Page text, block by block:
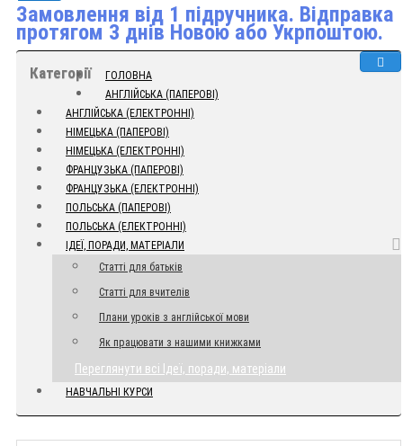
Замовлення від 1 підручника. Відправка
протягом 3 днів Новою або Укрпоштою.
Категорії
ГОЛОВНА
АНГЛІЙСЬКА (ПАПЕРОВІ)
АНГЛІЙСЬКА (ЕЛЕКТРОННІ)
НІМЕЦЬКА (ПАПЕРОВІ)
НІМЕЦЬКА (ЕЛЕКТРОННІ)
ФРАНЦУЗЬКА (ПАПЕРОВІ)
ФРАНЦУЗЬКА (ЕЛЕКТРОННІ)
ПОЛЬСЬКА (ПАПЕРОВІ)
ПОЛЬСЬКА (ЕЛЕКТРОННІ)
ІДЕЇ, ПОРАДИ, МАТЕРІАЛИ
Статті для батьків
Статті для вчителів
Плани уроків з англійської мови
Як працювати з нашими книжками
Переглянути всі Ідеї, поради, матеріали
НАВЧАЛЬНІ КУРСИ